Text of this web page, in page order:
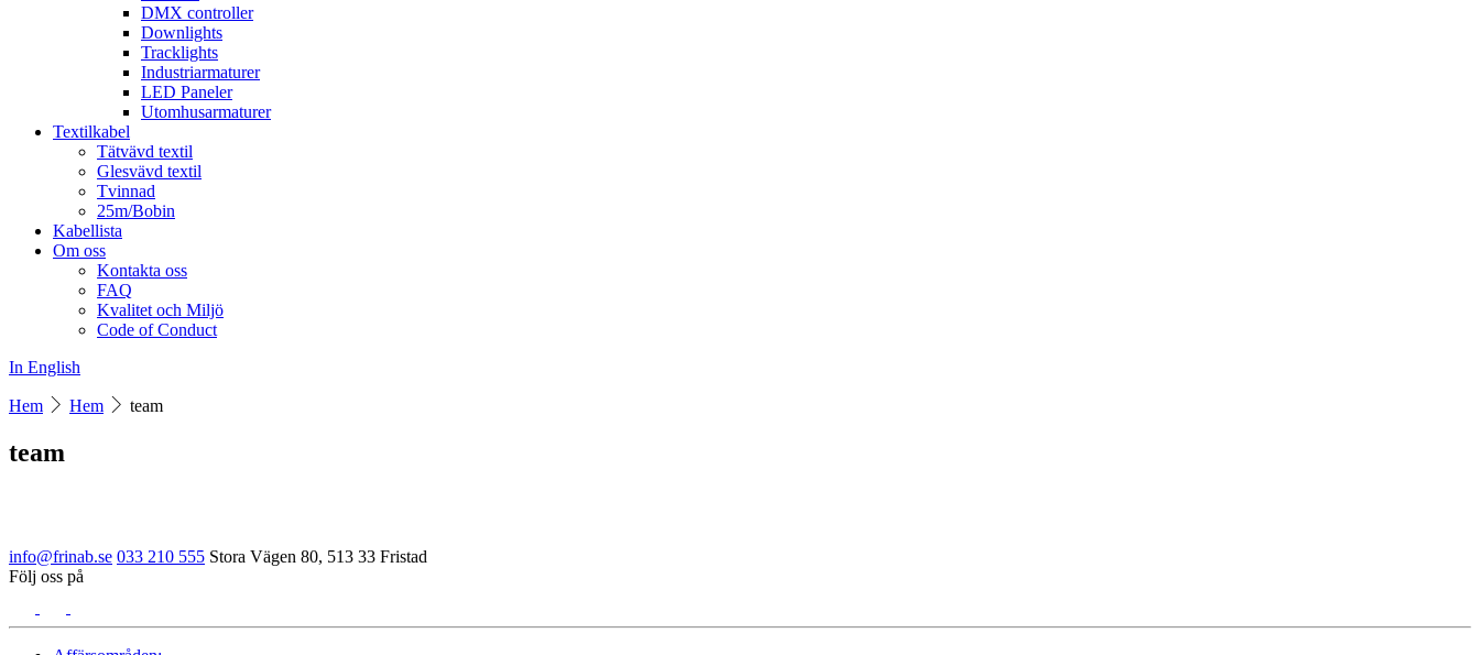
DMX controller
Downlights
Tracklights
Industriarmaturer
LED Paneler
Utomhusarmaturer
Textilkabel
Tätvävd textil
Glesvävd textil
Tvinnad
25m/Bobin
Kabellista
Om oss
Kontakta oss
FAQ
Kvalitet och Miljö
Code of Conduct
In English
Hem Hem team
team
info@frinab.se 033 210 555 Stora Vägen 80, 513 33 Fristad
Följ oss på